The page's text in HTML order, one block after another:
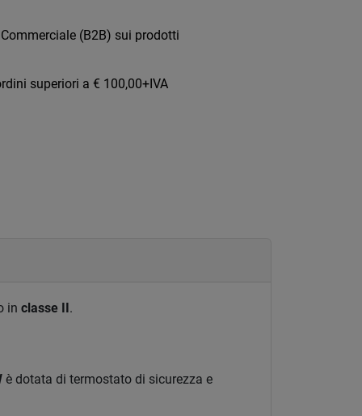
(B2B) sui prodotti
superiori a € 100,00+IVA
in classe II .
è dotata di termostato di sicurezza e